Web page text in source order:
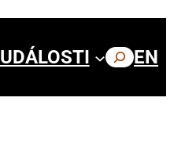
UDÁLOSTI HLEDAT
EN